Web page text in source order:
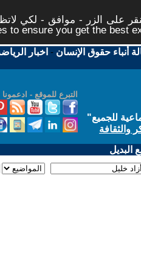
على الزر - موافق - لكي
to ensure you get the best
أنباء حقوق الإنسان - اخبار
التبرع للموقع - ادعمونا
للجميع"
والثقافة
البديل